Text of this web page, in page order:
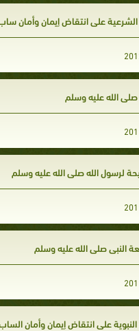
على انتقاض إيمان وأمان ساب النبي صلى الله عليه
صلى الله عليه وسلم
لرسول الله صلى الله عليه وسلم
النبي صلى الله عليه وسلم
على انتقاض إيمان وأمان الساب لرسول الله صلى